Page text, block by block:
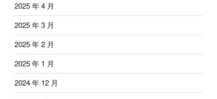
2025 年 4 月
2025 年 3 月
2025 年 2 月
2025 年 1 月
2024 年 12 月